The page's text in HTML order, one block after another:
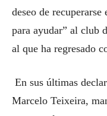
deseo de
para ayudar” al club
al que ha regresado
En sus últimas
Marcelo Teixeira,